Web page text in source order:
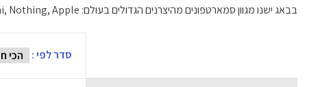
בבאג ישנו מגוון סמארטפונים מהיצרנים הגדולים בעולם: Samsung, Xiaomi, Nothing, Apple ועוד..
סדר לפי :